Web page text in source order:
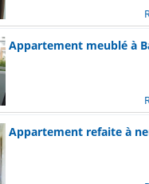
Appartement meublé à
Appartement refaite à